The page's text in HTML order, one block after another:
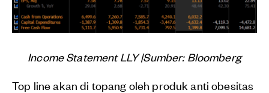
Income Statement LLY |Sumber: Bloomberg
Top line akan di topang oleh produk anti obesitas